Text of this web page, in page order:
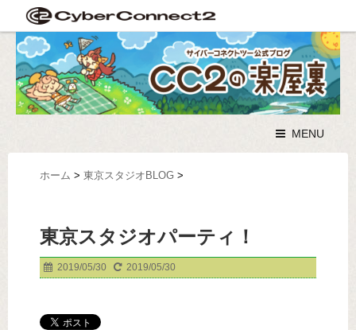
MENU
ホーム > 東京スタジオBLOG >
東京スタジオパーティ！
2019/05/30 2019/05/30